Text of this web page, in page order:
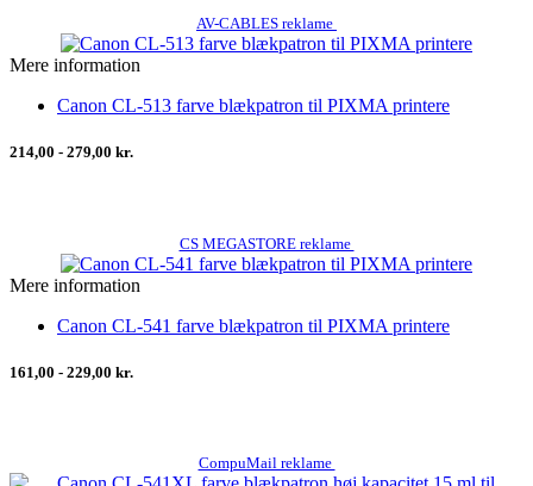
AV-CABLES reklame
Mere information
Canon CL-513 farve blækpatron til PIXMA printere
214,00 - 279,00 kr.
CS MEGASTORE reklame
Mere information
Canon CL-541 farve blækpatron til PIXMA printere
161,00 - 229,00 kr.
CompuMail reklame